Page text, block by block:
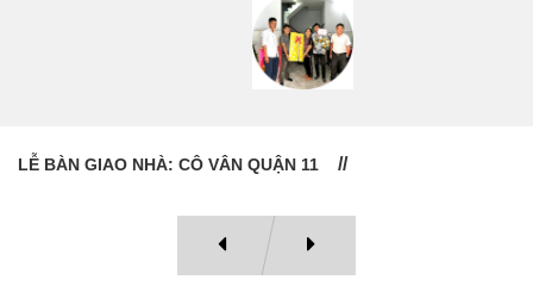
LỄ BÀN GIAO NHÀ: CÔ VÂN QUẬN 11